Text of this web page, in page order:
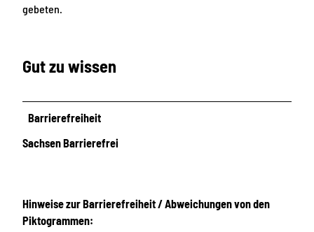
gebeten.
Gut zu wissen
Barrierefreiheit
Sachsen Barrierefrei
Hinweise zur Barrierefreiheit / Abweichungen von den
Piktogrammen: